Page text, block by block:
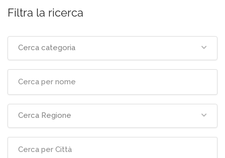
Filtra la ricerca
Cerca categoria
Cerca Regione